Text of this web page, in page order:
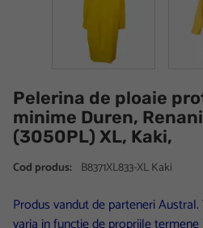
Pelerina de ploaie
minime Duren,
(3050PL) XL, Kaki,
Cod produs: B8371XL833-XL Kaki
Produs vandut de parteneri